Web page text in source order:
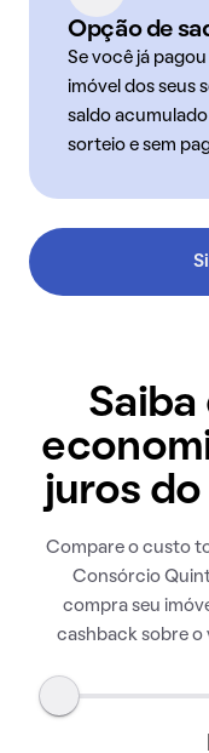
Opção de
Se você já
imóvel dos seus
saldo
sorteio e sem
juros
Compare o custo
Consórcio
compra seu
cashback sobre o